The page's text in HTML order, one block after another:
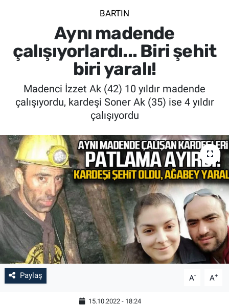
BARTIN
Aynı madende
çalışıyorlardı... Biri şehit
biri yaralı!
Madenci İzzet Ak (42) 10 yıldır madende
çalışıyordu, kardeşi Soner Ak (35) ise 4 yıldır
çalışıyordu
Paylaş A- A+
15.10.2022 - 18:24
SPOR